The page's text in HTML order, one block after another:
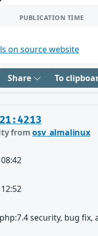
PUBLICATION TIME
on source website
Share To
fromosv_almalinux
security, bug fix,